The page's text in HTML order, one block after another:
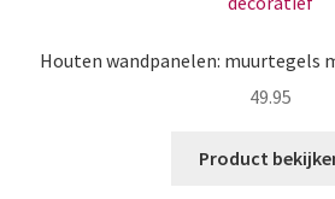
Houten wandpanelen: muurtegels
49.95
Product